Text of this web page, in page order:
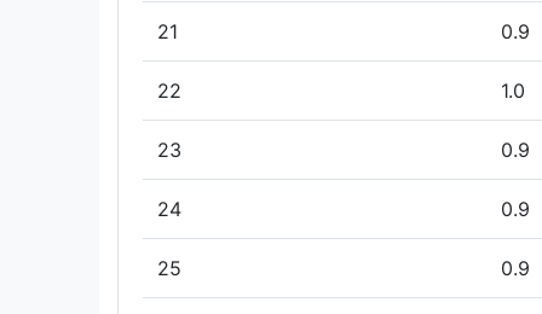
21 0.9
22 1.0
23 0.9
24 0.9
25 0.9